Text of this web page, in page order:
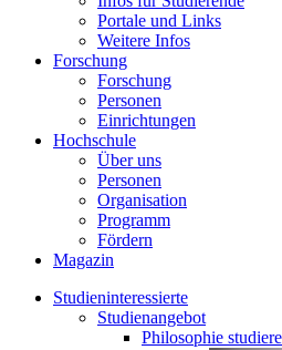
Portale und Links
Weitere Infos
Forschung
Forschung
Personen
Einrichtungen
Hochschule
Über uns
Personen
Organisation
Programm
Fördern
Magazin
Studieninteressierte
Studienangebot
Philosophie